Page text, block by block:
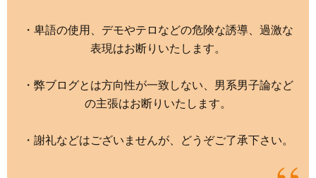
・卑語の使用、デモやテロなどの危険な誘導、過激な
表現はお断りいたします。
・弊ブログとは方向性が一致しない、男系男子論など
の主張はお断りいたします。
・謝礼などはございませんが、どうぞご了承下さい。